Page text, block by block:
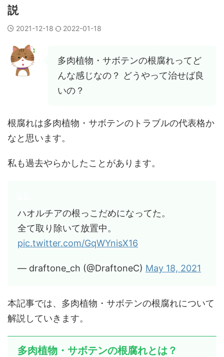
説
2021-12-18 2022-01-18
多肉植物・サボテンの根腐れってど
んな感じなの？ どうやって治せば良
いの？
根腐れは多肉植物・サボテンのトラブルの代表格か
なと思います。
私も過去やらかしたことがあります。
ハオルチアの根っこだめになってた。
全て取り除いて放置中。
pic.twitter.com/GqWYnisX16
— draftone_ch (@DraftoneC) May 18, 2021
本記事では、多肉植物・サボテンの根腐れについて
解説していきます。
多肉植物・サボテンの根腐れとは？